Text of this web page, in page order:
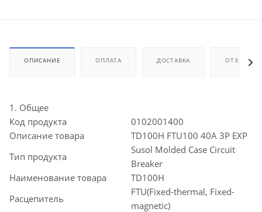
ОПИСАНИЕ ОПЛАТА ДОСТАВКА ОТЗЫВЫ
1. Общее
Код продукта
0102001400
Описание товара
TD100H FTU100 40A 3P EXP
Тип продукта
Susol Molded Case Circuit
Breaker
Наименование товара
TD100H
Расцепитель
FTU(Fixed-thermal, Fixed-
magnetic)